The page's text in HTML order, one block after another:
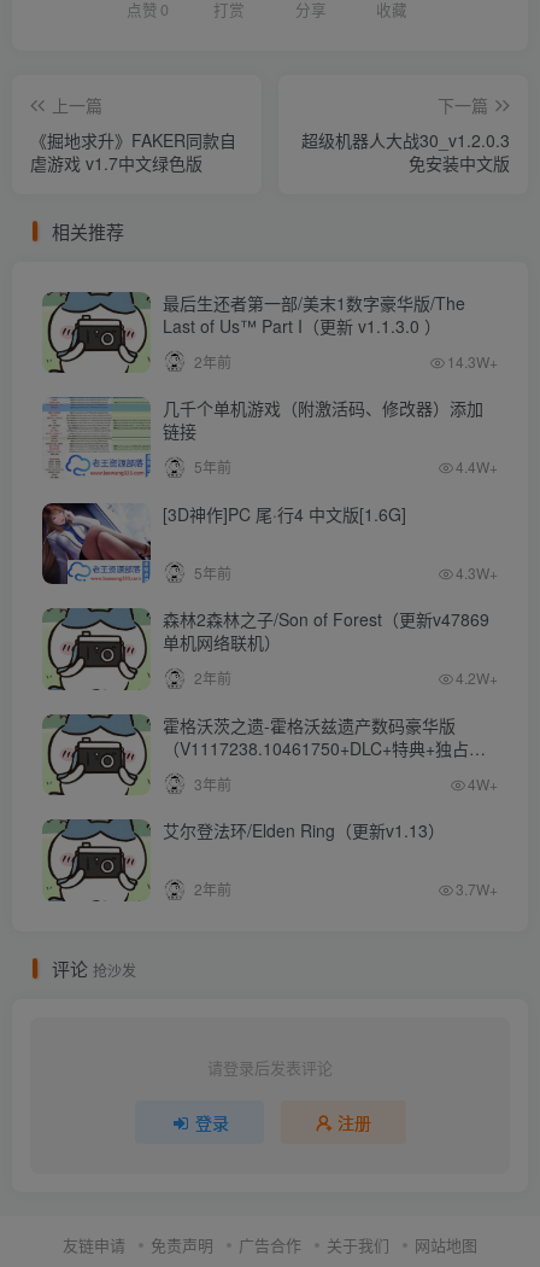
点赞 0 打赏 分享 收藏
上一篇
《掘地求升》FAKER同款自
虐游戏 v1.7中文绿色版
下一篇
超级机器人大战30_v1.2.0.3
免安装中文版
相关推荐
最后生还者第一部/美末1数字豪华版/The
Last of Us™ Part I（更新 v1.1.3.0 ）
2年前 14.3W+
几千个单机游戏（附激活码、修改器）添加
链接
5年前 4.4W+
[3D神作]PC 尾·行4 中文版[1.6G]
5年前 4.3W+
森林2森林之子/Son of Forest（更新v47869
单机网络联机）
2年前 4.2W+
霍格沃茨之遗-霍格沃兹遗产数码豪华版
（V1117238.10461750+DLC+特典+独占内
容）
3年前 4W+
艾尔登法环/Elden Ring（更新v1.13）
2年前 3.7W+
评论 抢沙发
请登录后发表评论
登录 注册
友链申请 免责声明 广告合作 关于我们 网站地图